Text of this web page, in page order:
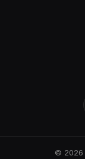
© 2026